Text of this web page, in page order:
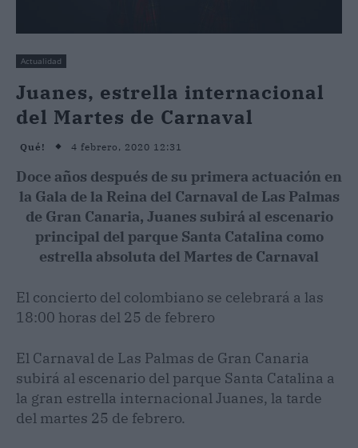
Actualidad
Juanes, estrella internacional
del Martes de Carnaval
Qué! 4 febrero, 2020 12:31
Doce años después de su primera actuación en
la Gala de la Reina del Carnaval de Las Palmas
de Gran Canaria, Juanes subirá al escenario
principal del parque Santa Catalina como
estrella absoluta del Martes de Carnaval
El concierto del colombiano se celebrará a las
18:00 horas del 25 de febrero
El Carnaval de Las Palmas de Gran Canaria
subirá al escenario del parque Santa Catalina a
la gran estrella internacional Juanes, la tarde
del martes 25 de febrero.